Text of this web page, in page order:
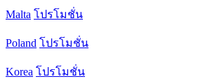
Malta โปรโมชั่น
Poland โปรโมชั่น
Korea โปรโมชั่น